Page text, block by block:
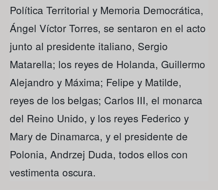
Política Territorial y Memoria Democrática,
Ángel Víctor Torres, se sentaron en el acto
junto al presidente italiano, Sergio
Matarella; los reyes de Holanda, Guillermo
Alejandro y Máxima; Felipe y Matilde,
reyes de los belgas; Carlos III, el monarca
del Reino Unido, y los reyes Federico y
Mary de Dinamarca, y el presidente de
Polonia, Andrzej Duda, todos ellos con
vestimenta oscura.